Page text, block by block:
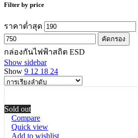
Filter by price
ราคาต่ำสุด
คัดกรอง
กล่องกันไฟฟ้าสถิต ESD
Show sidebar
Show 9 12 18 24
Sold out
Compare
Quick view
Add to wishlist